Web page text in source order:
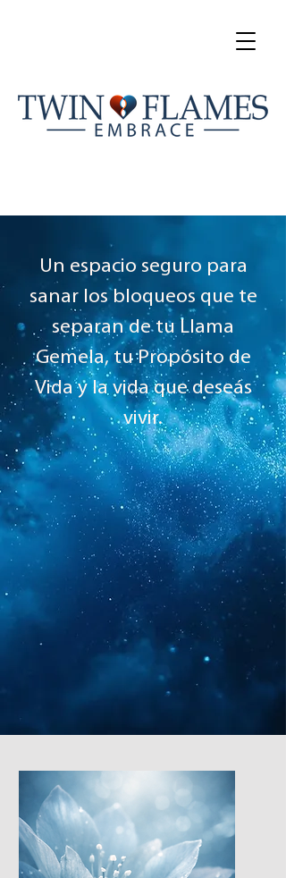
Un espacio seguro para
sanar los bloqueos que te
separan de tu Llama
Gemela, tu Propósito de
Vida y la vida que deseás
vivir.